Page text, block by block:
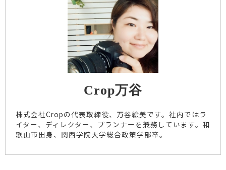
Crop万谷
株式会社Cropの代表取締役、万谷絵美です。社内ではラ
イター、ディレクター、プランナーを兼務しています。和
歌山市出身、関西学院大学総合政策学部卒。